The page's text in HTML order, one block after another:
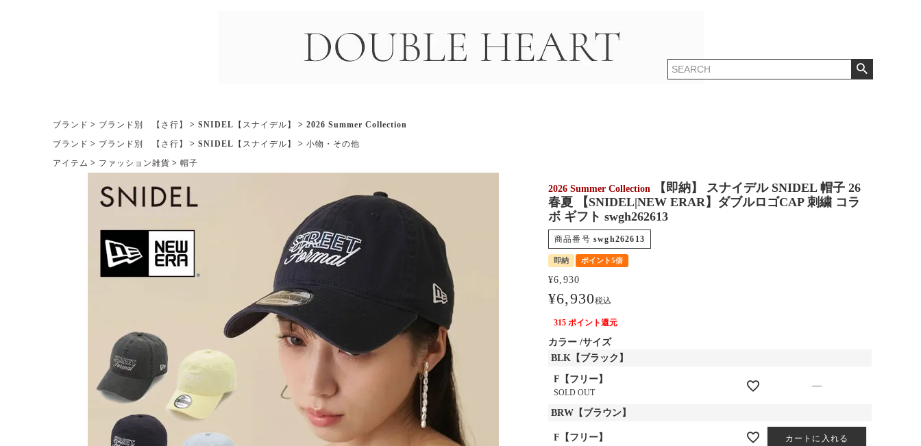
ブランド ブランド別 【さ行】 SNIDEL【スナイデル】
2026 Summer Collection
ブランド
ブランド別 【さ行】 SNIDEL【スナイデル】
小物・その他
アイテム
ファッション雑貨 帽子
2026 Summer Collection
【即納】 スナイデル SNIDEL 帽子 26
春夏 【SNIDEL|NEW ERAR】ダブルロゴCAP 刺繍 コラ
ボ ギフト swgh262613
商品番号 swgh262613
即納 ポイント5倍
¥6,930
¥6,930税込
315 ポイント還元
カラー サイズ
BLK【ブラック】
F【フリー】
SOLD OUT
—
BRW【ブラウン】
F【フリー】 カートに入れる